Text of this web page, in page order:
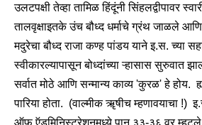
उलटपक्षी तेव्हा तामिळ हिंदूंनी सिंहलद्वीपावर
तालवृक्षाइतके उंच बौध्द धर्माचे ग्रंथ जाळले आणि
मदुरेचा बौध्द राजा कण्ह पांडय याने इ.स. च्या
स्वीकारल्यापासून बोध्दांच्या ऱ्हासास सुरुवात
सर्वात मोठे आणि सन्मान्य काव्य 'कुरळ' हे होय.
पारिया होता. (वाल्मीक ॠषीच म्हणावयाचा !)
ऑफ ऍडमिनिस्ट्रेशनमध्ये पान ३३-३६ वर म्हटले